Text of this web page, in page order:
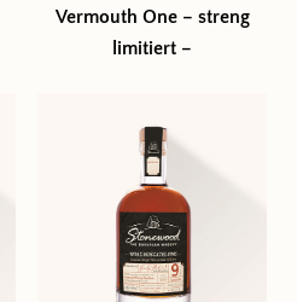
Vermouth One – streng
limitiert –